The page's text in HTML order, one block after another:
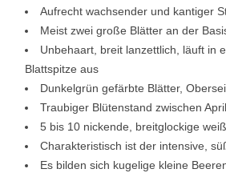
Aufrecht wachsender und kantiger
Meist zwei große Blätter an der
Unbehaart, breit lanzettlich, läuft in
Blattspitze aus
Dunkelgrün gefärbte Blätter,
Traubiger Blütenstand zwischen
5 bis 10 nickende, breitglockige
Charakteristisch ist der intensive,
Es bilden sich kugelige kleine